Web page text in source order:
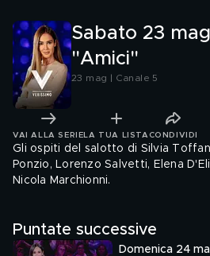
Sabato 23
"Amici"
23 mag | Canale 5
VAI ALLA SERIE LA TUA LISTA CONDIVIDI
Gli ospiti del salotto di Silvia
Ponzio, Lorenzo Salvetti, Elena
Nicola Marchionni.
Puntate successive
Domenica 24